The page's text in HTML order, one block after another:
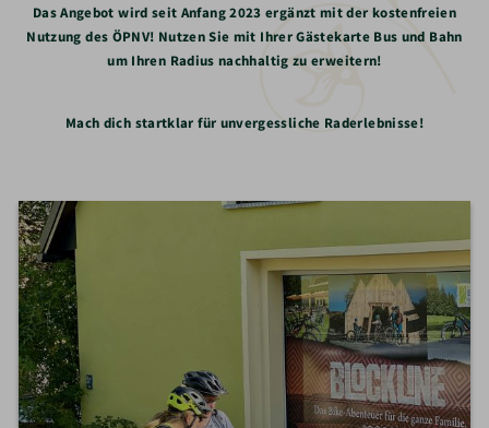
Das Angebot wird seit Anfang 2023 ergänzt mit der kostenfreien
Nutzung des ÖPNV! Nutzen Sie mit Ihrer Gästekarte Bus und Bahn
um Ihren Radius nachhaltig zu erweitern!
Mach dich startklar für unvergessliche Raderlebnisse!